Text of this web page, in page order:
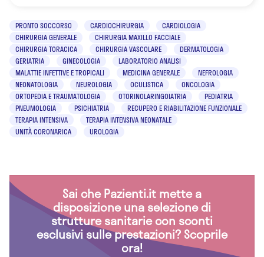
PRONTO SOCCORSO CARDIOCHIRURGIA
CARDIOLOGIA
CHIRURGIA GENERALE
CHIRURGIA MAXILLO FACCIALE
CHIRURGIA TORACICA
CHIRURGIA VASCOLARE
DERMATOLOGIA
GERIATRIA
GINECOLOGIA
LABORATORIO ANALISI
MALATTIE INFETTIVE E TROPICALI
MEDICINA GENERALE
NEFROLOGIA
NEONATOLOGIA
NEUROLOGIA OCULISTICA
ONCOLOGIA
ORTOPEDIA E TRAUMATOLOGIA
OTORINOLARINGOIATRIA
PEDIATRIA
PNEUMOLOGIA
PSICHIATRIA
RECUPERO E RIABILITAZIONE FUNZIONALE
TERAPIA INTENSIVA
TERAPIA INTENSIVA NEONATALE
UNITÀ CORONARICA
UROLOGIA
Sai che Pazienti.it mette a
disposizione una selezione di
strutture sanitarie con sconti
esclusivi sulle prestazioni? Scoprile
ora!